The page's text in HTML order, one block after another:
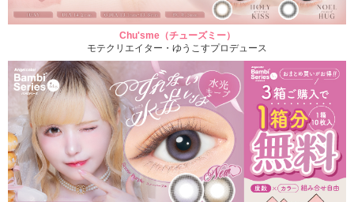
Chu'sme（チューズミー）
モテクリエイター・ゆうこすプロデュース